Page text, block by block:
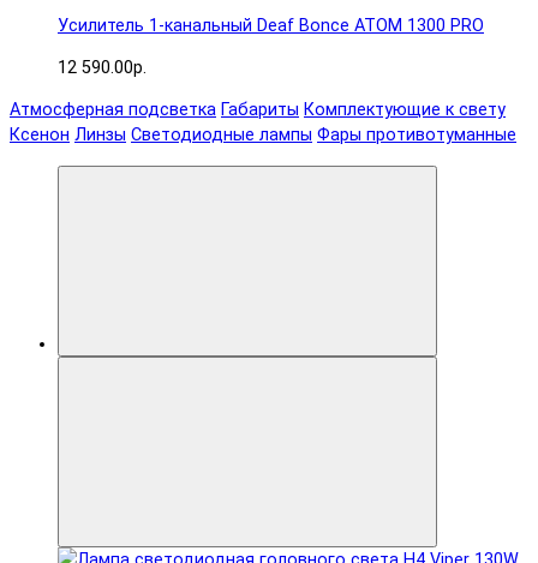
Усилитель 1-канальный Deaf Bonce ATOM 1300 PRO
12 590.00р.
Атмосферная подсветка Габариты Комплектующие к свету
Ксенон Линзы Светодиодные лампы Фары противотуманные